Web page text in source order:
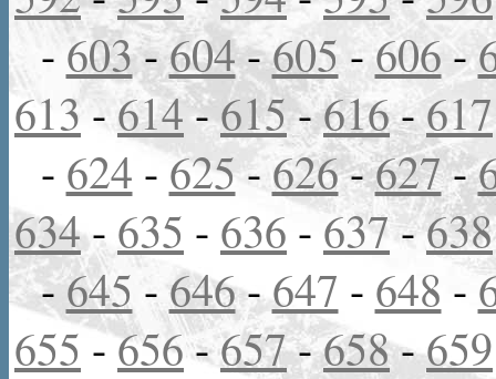
- 603-604-605 -606-
613- 614-615-616-617
- 624 -625-626-627-
634- 635 - 636 - 637-638
-645 -646-647 - 648 -
655-656-657-658-659